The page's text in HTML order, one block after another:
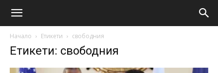
Начало Етикети свободния
Етикети: свободния